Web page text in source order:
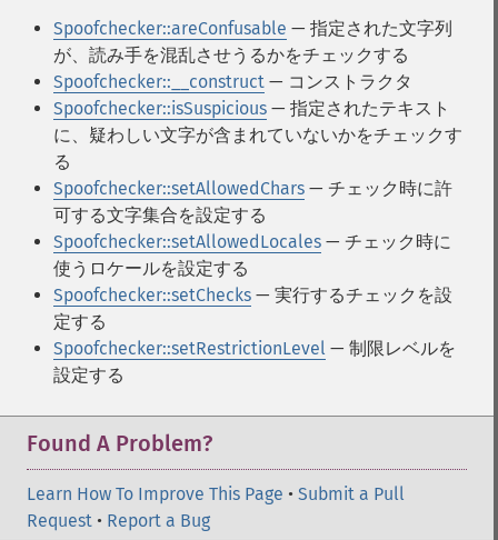
Spoofchecker::areConfusable — 指定された文字列
が、読み手を混乱させうるかをチェックする
Spoofchecker::__construct — コンストラクタ
Spoofchecker::isSuspicious — 指定されたテキスト
に、疑わしい文字が含まれていないかをチェックす
る
Spoofchecker::setAllowedChars — チェック時に許
可する文字集合を設定する
Spoofchecker::setAllowedLocales — チェック時に
使うロケールを設定する
Spoofchecker::setChecks — 実行するチェックを設
定する
Spoofchecker::setRestrictionLevel — 制限レベルを
設定する
Found A Problem?
Learn How To Improve This Page • Submit a Pull
Request • Report a Bug